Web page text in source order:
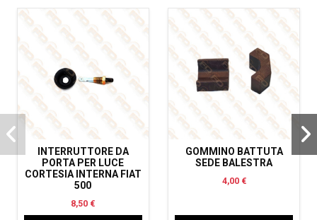
INTERRUTTORE DA
PORTA PER LUCE
CORTESIA INTERNA FIAT
500
8,50 €
GOMMINO BATTUTA
SEDE BALESTRA
4,00 €